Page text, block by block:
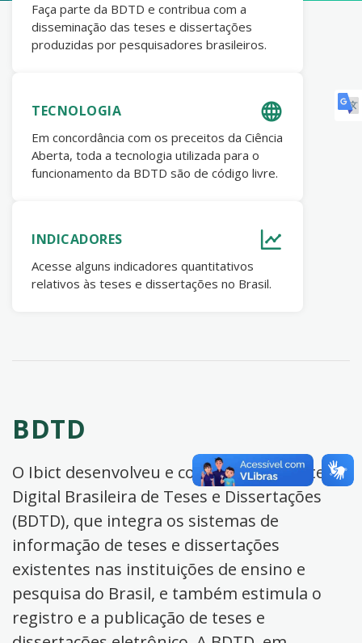
Faça parte da BDTD e contribua com a
disseminação das teses e dissertações
produzidas por pesquisadores brasileiros.
TECNOLOGIA
Em concordância com os preceitos da Ciência
Aberta, toda a tecnologia utilizada para o
funcionamento da BDTD são de código livre.
INDICADORES
Acesse alguns indicadores quantitativos
relativos às teses e dissertações no Brasil.
BDTD
O Ibict desenvolveu e coordena a Biblioteca
Digital Brasileira de Teses e Dissertações
(BDTD), que integra os sistemas de
informação de teses e dissertações
existentes nas instituições de ensino e
pesquisa do Brasil, e também estimula o
registro e a publicação de teses e